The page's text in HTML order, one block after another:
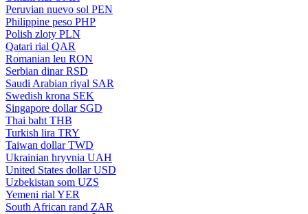
Peruvian nuevo sol PEN
Philippine peso PHP
Polish zloty PLN
Qatari rial QAR
Romanian leu RON
Serbian dinar RSD
Saudi Arabian riyal SAR
Swedish krona SEK
Singapore dollar SGD
Thai baht THB
Turkish lira TRY
Taiwan dollar TWD
Ukrainian hryvnia UAH
United States dollar USD
Uzbekistan som UZS
Yemeni rial YER
South African rand ZAR